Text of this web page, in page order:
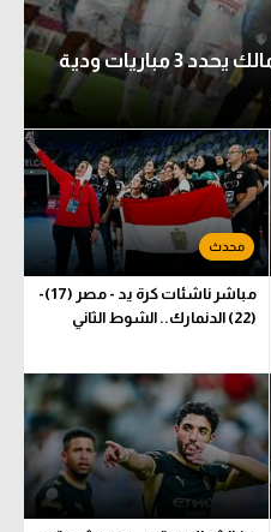
البداية مع البلاستيك.. الزمالك يحدد 3 مباريات ودية
مباشر ناشئات كرة يد - مصر (17)-
(22) الدنمارك.. الشوط الثاني